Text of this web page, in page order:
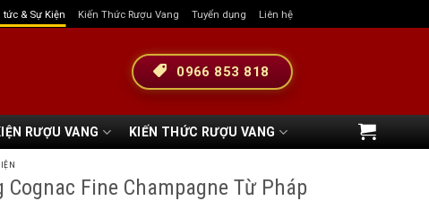
tức & Sự Kiện Kiến Thức Rượu Vang Tuyển dụng Liên hệ
0966 853 818
RƯỢU VANG KIẾN THỨC RƯỢU VANG
Fine Champagne Từ Pháp